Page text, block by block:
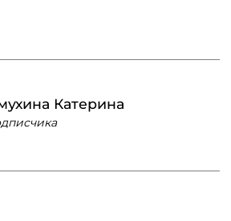
Катерина